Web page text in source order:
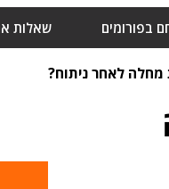
בפורומים שאלות
לאחר ניתוח?